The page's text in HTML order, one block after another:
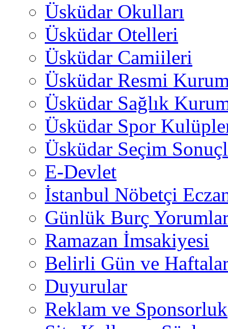
Üsküdar Okulları
Üsküdar Otelleri
Üsküdar Camiileri
Üsküdar Resmi
Üsküdar Sağlık
Üsküdar Spor
Üsküdar Seçim
E-Devlet
İstanbul Nöbetçi
Günlük Burç
Ramazan İmsakiyesi
Belirli Gün ve
Duyurular
Reklam ve Sponsorluk